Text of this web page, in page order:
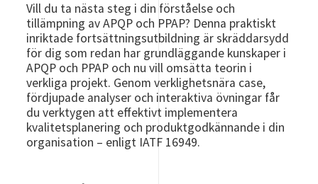
Vill du ta nästa steg i din förståelse och
tillämpning av APQP och PPAP? Denna praktiskt
inriktade fortsättningsutbildning är skräddarsydd
för dig som redan har grundläggande kunskaper i
APQP och PPAP och nu vill omsätta teorin i
verkliga projekt. Genom verklighetsnära case,
fördjupade analyser och interaktiva övningar får
du verktygen att effektivt implementera
kvalitetsplanering och produktgodkännande i din
organisation – enligt IATF 16949.